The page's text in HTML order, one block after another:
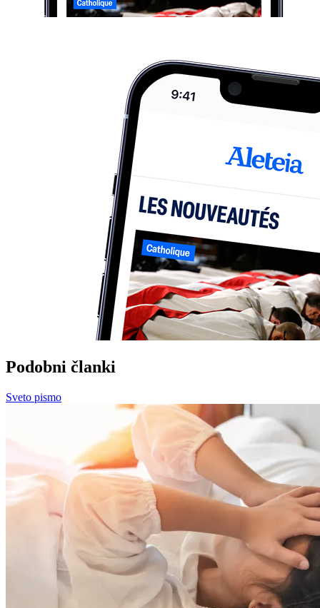
Podobni članki
Sveto pismo